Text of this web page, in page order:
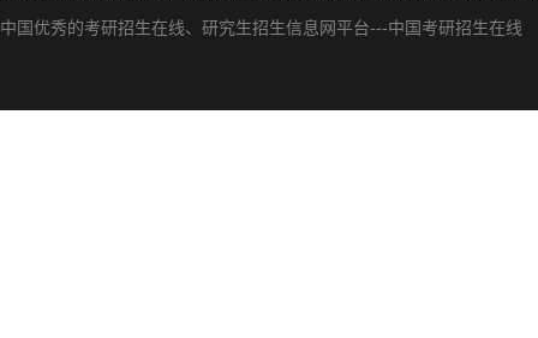
中国优秀的考研招生在线、 研究生招生信息网 平台---中国考研招生在线